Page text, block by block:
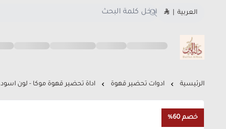
العربية
متجر دلة البن
الرئيسية ادوات تحضير قهوة اداة تحضير قهوة موكا - لون اسود
خصم 60%